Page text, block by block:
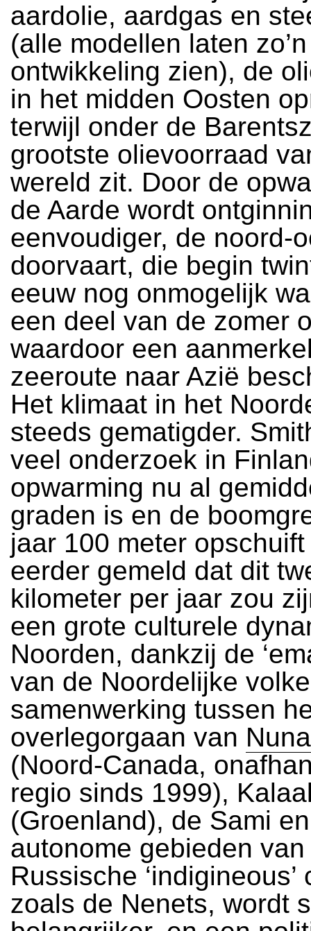
aardolie, aardgas en
(alle modellen laten zo’n
ontwikkeling zien), de
in het midden Oosten
terwijl onder de
grootste olievoorraad
wereld zit. Door de
de Aarde wordt
eenvoudiger, de noord-
doorvaart, die begin
eeuw nog onmogelijk
een deel van de zomer
waardoor een
zeeroute naar Azië
Het klimaat in het
steeds gematigder.
veel onderzoek in
opwarming nu al
graden is en de
jaar 100 meter
eerder gemeld dat dit
kilometer per jaar zou
een grote culturele
Noorden, dankzij de
van de Noordelijke
samenwerking tussen
overlegorgaan van
(Noord-Canada,
regio sinds 1999),
(Groenland), de Sami
autonome gebieden
Russische ‘indigineous’
zoals de Nenets, wordt